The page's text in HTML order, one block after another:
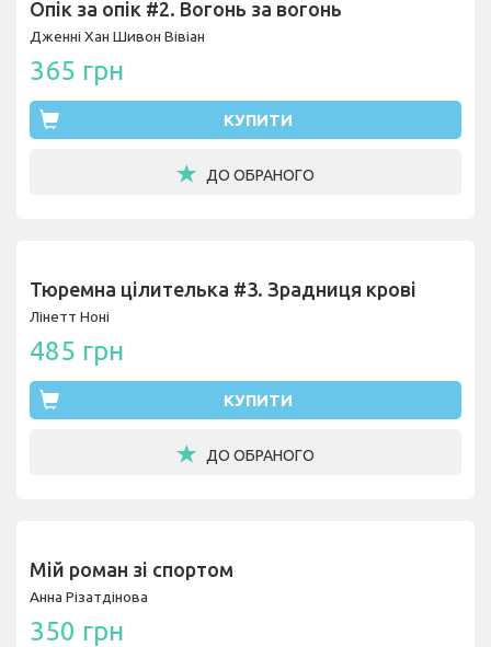
Опік за опік #2. Вогонь за вогонь
Дженні Хан Шивон Вівіан
365 грн
КУПИТИ
ДО ОБРАНОГО
Тюремна цілителька #3. Зрадниця крові
Лінетт Ноні
485 грн
КУПИТИ
ДО ОБРАНОГО
Мій роман зі спортом
Анна Різатдінова
350 грн